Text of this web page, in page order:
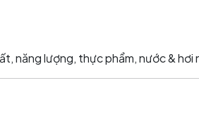
năng lượng, thực phẩm, nước & hơi